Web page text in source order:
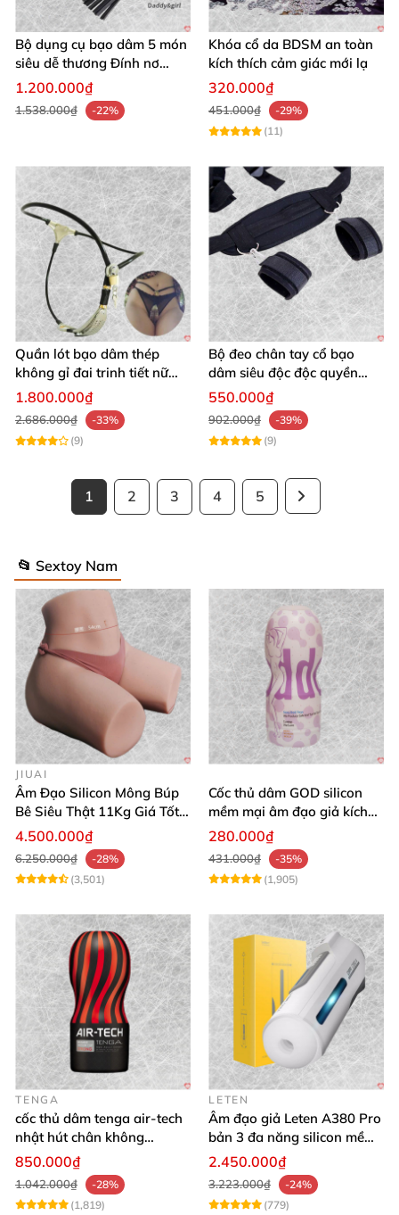
Bộ dụng cụ bạo dâm 5 món
siêu dễ thương Đính nơ
quyến rũ kích thích
1.200.000₫
1.538.000₫ -22%
Khóa cổ da BDSM an toàn
kích thích cảm giác mới lạ
320.000₫
451.000₫
-29%
(11)
Quần lót bạo dâm thép
không gỉ đai trinh tiết nữ
sexy kích thích
1.800.000₫
2.686.000₫
-33%
(9)
Bộ đeo chân tay cổ bạo
dâm siêu độc độc quyền
thoả mãn
550.000₫
902.000₫
-39%
(9)
1 2 3 4 5
📂 Sextoy Nam
JIUAI
Âm Đạo Silicon Mông Búp
Bê Siêu Thật 11Kg Giá Tốt
Hàng Nhật
4.500.000₫
6.250.000₫
-28%
(3,501)
Cốc thủ dâm GOD silicon
mềm mại âm đạo giả kích
thích mạnh mẽ
280.000₫
431.000₫
-35%
(1,905)
TENGA
cốc thủ dâm tenga air-tech
nhật hút chân không
silicone cao cấp nam
850.000₫
1.042.000₫
-28%
(1,819)
LETEN
Âm đạo giả Leten A380 Pro
bản 3 đa năng silicon mềm
mại
2.450.000₫
3.223.000₫
-24%
(779)